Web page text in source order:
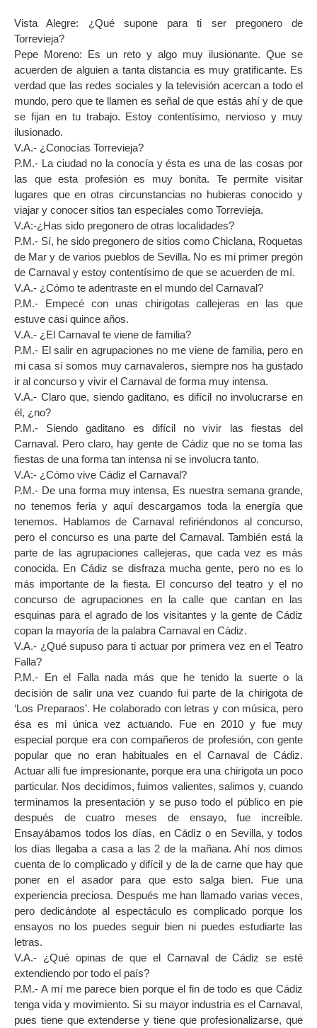
Vista Alegre: ¿Qué supone para ti ser pregonero de
Torrevieja?
Pepe Moreno: Es un reto y algo muy ilusionante. Que se
acuerden de alguien a tanta distancia es muy gratificante. Es
verdad que las redes sociales y la televisión acercan a todo el
mundo, pero que te llamen es señal de que estás ahí y de que
se fijan en tu trabajo. Estoy contentísimo, nervioso y muy
ilusionado.
V.A.- ¿Conocías Torrevieja?
P.M.- La ciudad no la conocía y ésta es una de las cosas por
las que esta profesión es muy bonita. Te permite visitar
lugares que en otras circunstancias no hubieras conocido y
viajar y conocer sitios tan especiales como Torrevieja.
V.A:-¿Has sido pregonero de otras localidades?
P.M.- Sí, he sido pregonero de sitios como Chiclana, Roquetas
de Mar y de varios pueblos de Sevilla. No es mi primer pregón
de Carnaval y estoy contentísimo de que se acuerden de mí.
V.A.- ¿Cómo te adentraste en el mundo del Carnaval?
P.M.- Empecé con unas chirigotas callejeras en las que
estuve casi quince años.
V.A.- ¿El Carnaval te viene de familia?
P.M.- El salir en agrupaciones no me viene de familia, pero en
mi casa sí somos muy carnavaleros, siempre nos ha gustado
ir al concurso y vivir el Carnaval de forma muy intensa.
V.A.- Claro que, siendo gaditano, es difícil no involucrarse en
él, ¿no?
P.M.- Siendo gaditano es difícil no vivir las fiestas del
Carnaval. Pero claro, hay gente de Cádiz que no se toma las
fiestas de una forma tan intensa ni se involucra tanto.
V.A:- ¿Cómo vive Cádiz el Carnaval?
P.M.- De una forma muy intensa, Es nuestra semana grande,
no tenemos feria y aquí descargamos toda la energía que
tenemos. Hablamos de Carnaval refiriéndonos al concurso,
pero el concurso es una parte del Carnaval. También está la
parte de las agrupaciones callejeras, que cada vez es más
conocida. En Cádiz se disfraza mucha gente, pero no es lo
más importante de la fiesta. El concurso del teatro y el no
concurso de agrupaciones en la calle que cantan en las
esquinas para el agrado de los visitantes y la gente de Cádiz
copan la mayoría de la palabra Carnaval en Cádiz.
V.A.- ¿Qué supuso para ti actuar por primera vez en el Teatro
Falla?
P.M.- En el Falla nada más que he tenido la suerte o la
decisión de salir una vez cuando fui parte de la chirigota de
‘Los Preparaos’. He colaborado con letras y con música, pero
ésa es mi única vez actuando. Fue en 2010 y fue muy
especial porque era con compañeros de profesión, con gente
popular que no eran habituales en el Carnaval de Cádiz.
Actuar allí fue impresionante, porque era una chirigota un poco
particular. Nos decidimos, fuimos valientes, salimos y, cuando
terminamos la presentación y se puso todo el público en pie
después de cuatro meses de ensayo, fue increíble.
Ensayábamos todos los días, en Cádiz o en Sevilla, y todos
los días llegaba a casa a las 2 de la mañana. Ahí nos dimos
cuenta de lo complicado y difícil y de la de carne que hay que
poner en el asador para que esto salga bien. Fue una
experiencia preciosa. Después me han llamado varias veces,
pero dedicándote al espectáculo es complicado porque los
ensayos no los puedes seguir bien ni puedes estudiarte las
letras.
V.A.- ¿Qué opinas de que el Carnaval de Cádiz se esté
extendiendo por todo el país?
P.M.- A mí me parece bien porque el fin de todo es que Cádiz
tenga vida y movimiento. Si su mayor industria es el Carnaval,
pues tiene que extenderse y tiene que profesionalizarse, que